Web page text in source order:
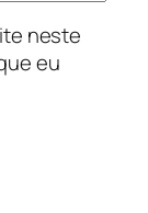
neste
eu